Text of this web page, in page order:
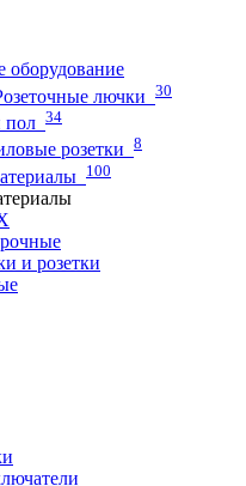
оборудование
лючки
30
пол 34
розетки 8
100
и розетки